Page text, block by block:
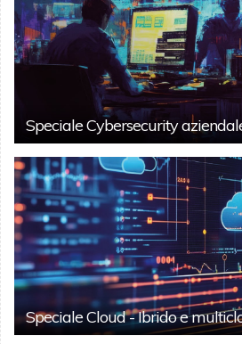
Speciale Cybersecurity
Speciale Cloud - Ibrido e